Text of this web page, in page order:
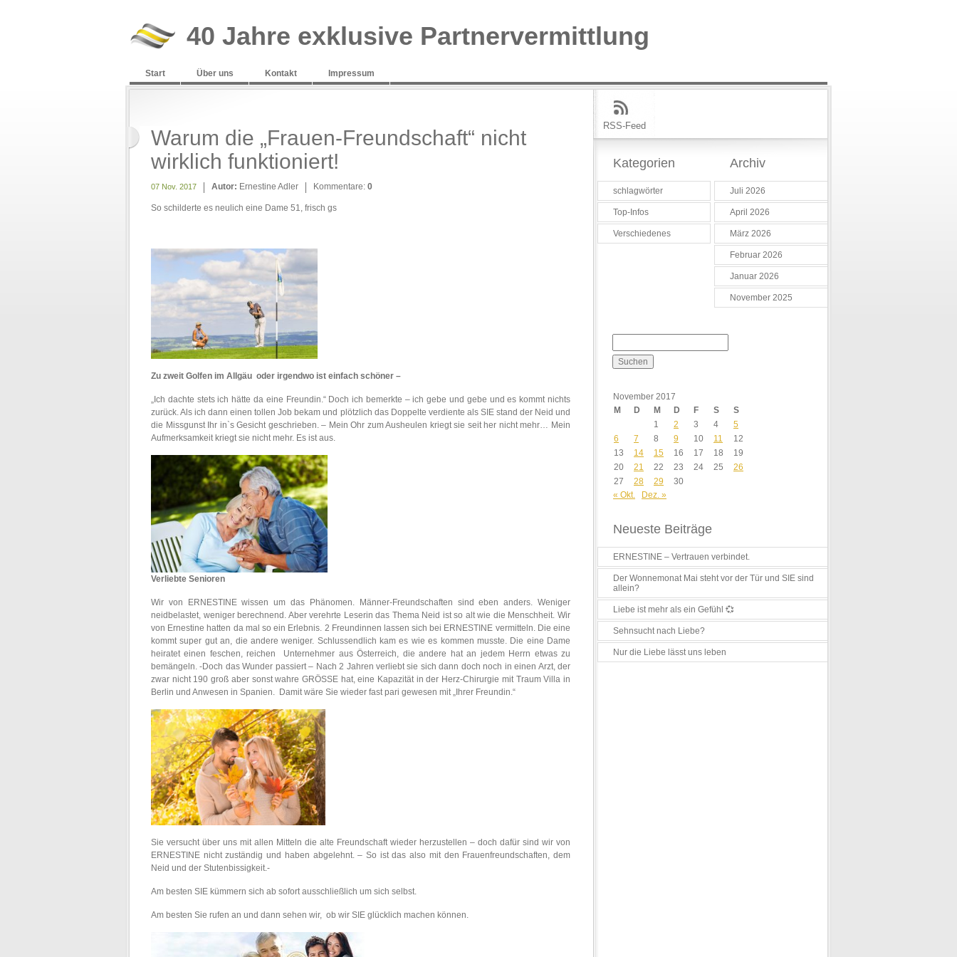
40 Jahre exklusive Partnervermittlung
Start Über uns Kontakt Impressum
Warum die „Frauen-Freundschaft“ nicht
wirklich funktioniert!
07 Nov. 2017 Autor: Ernestine Adler Kommentare: 0
So schilderte es neulich eine Dame 51, frisch gs
Zu zweit Golfen im Allgäu oder irgendwo ist einfach schöner –
„Ich dachte stets ich hätte da eine Freundin.“ Doch ich bemerkte – ich gebe und gebe und es kommt nichts
zurück. Als ich dann einen tollen Job bekam und plötzlich das Doppelte verdiente als SIE stand der Neid und
die Missgunst Ihr in`s Gesicht geschrieben. – Mein Ohr zum Ausheulen kriegt sie seit her nicht mehr… Mein
Aufmerksamkeit kriegt sie nicht mehr. Es ist aus.
Verliebte Senioren
Wir von ERNESTINE wissen um das Phänomen. Männer-Freundschaften sind eben anders. Weniger
neidbelastet, weniger berechnend. Aber verehrte Leserin das Thema Neid ist so alt wie die Menschheit. Wir
von Ernestine hatten da mal so ein Erlebnis. 2 Freundinnen lassen sich bei ERNESTINE vermitteln. Die eine
kommt super gut an, die andere weniger. Schlussendlich kam es wie es kommen musste. Die eine Dame
heiratet einen feschen, reichen Unternehmer aus Österreich, die andere hat an jedem Herrn etwas zu
bemängeln. -Doch das Wunder passiert – Nach 2 Jahren verliebt sie sich dann doch noch in einen Arzt, der
zwar nicht 190 groß aber sonst wahre GRÖSSE hat, eine Kapazität in der Herz-Chirurgie mit Traum Villa in
Berlin und Anwesen in Spanien. Damit wäre Sie wieder fast pari gewesen mit „Ihrer Freundin.“
Sie versucht über uns mit allen Mitteln die alte Freundschaft wieder herzustellen – doch dafür sind wir von
ERNESTINE nicht zuständig und haben abgelehnt. – So ist das also mit den Frauenfreundschaften, dem
Neid und der Stutenbissigkeit.-
Am besten SIE kümmern sich ab sofort ausschließlich um sich selbst.
Am besten Sie rufen an und dann sehen wir, ob wir SIE glücklich machen können.
RSS-Feed
Kategorien
schlagwörter
Top-Infos
Verschiedenes
Archiv
Juli 2026
April 2026
März 2026
Februar 2026
Januar 2026
November 2025
November 2017
M
D M D F S
S
1
2 3 4
5
6
7 8 9 10 11
12
13
14 15 16 17 18
19
20
21 22 23 24 25
26
27
28 29
30
« Okt.
Dez. »
Neueste Beiträge
ERNESTINE – Vertrauen verbindet.
Der Wonnemonat Mai steht vor der Tür und SIE sind
allein?
Liebe ist mehr als ein Gefühl 💞
Sehnsucht nach Liebe?
Nur die Liebe lässt uns leben